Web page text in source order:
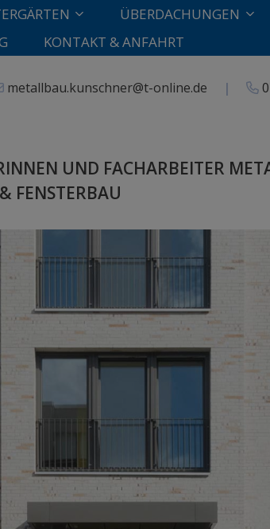
ÜBERDACHUNGEN
KONTAKT & ANFAHRT
metallbau.kunschner@t-online.de |
UND FACHARBEITER
FENSTERBAU